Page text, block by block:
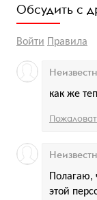
Обсудить с
Войти Правила
как же
Полагаю,
этой